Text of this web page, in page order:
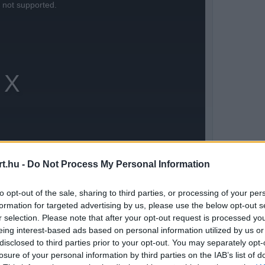
- Do Not Process My Personal Information
opt-out of the sale, sharing to third parties, or processing of your
for targeted advertising by us, please use the below opt-out
selection. Please note that after your opt-out request is processed
interest-based ads based on personal information utilized by us
to third parties prior to your opt-out. You may separately
of your personal information by third parties on the IAB’s list of
supported.
a történet
visszatérését rakta össze. A 2025-ös